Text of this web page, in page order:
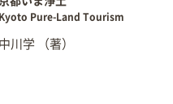
Kyoto Pure-Land Tourism
中川学 （著）